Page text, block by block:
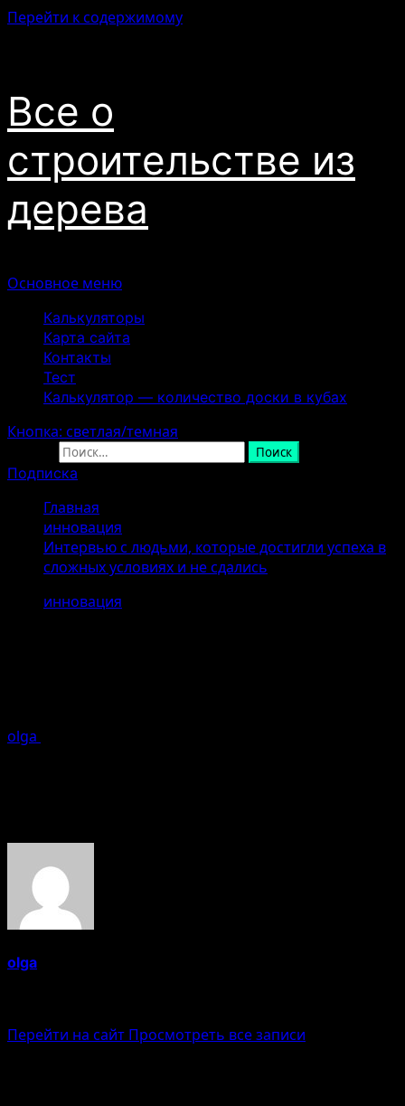
Перейти к содержимому
Все о
строительстве из
дерева
Основное меню
Калькуляторы
Карта сайта
Контакты
Тест
Калькулятор — количество доски в кубах
Кнопка: светлая/темная
Подписка
Главная
инновация
Интервью с людьми, которые достигли успеха в
сложных условиях и не сдались
инновация
olga
olga
Перейти на сайт Просмотреть все записи